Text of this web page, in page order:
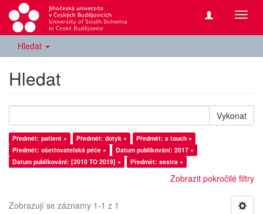
Hledat
Hledat
Vykonat
Předmět: patient × Předmět: dotyk ×
Předmět: a touch ×
Předmět: ošetřovatelská péče ×
Datum publikování: 2017 ×
Datum publikování: [2010 TO 2019] ×
Předmět: sestra ×
Zobrazit pokročilé filtry
Zobrazují se záznamy 1-1 z 1